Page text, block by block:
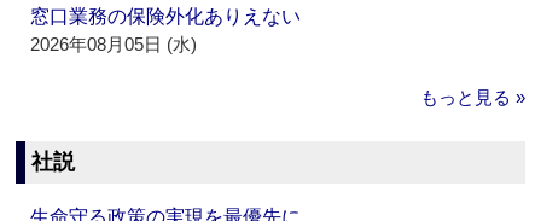
窓口業務の保険外化ありえない
2026年08月05日 (水)
もっと見る »
社説